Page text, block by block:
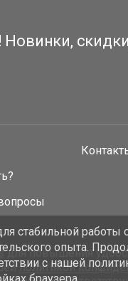
для повышения
политикой
работы
опыта.
с нашей